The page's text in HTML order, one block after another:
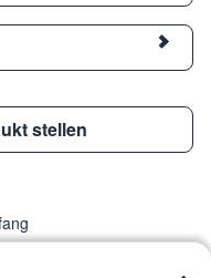
stellen